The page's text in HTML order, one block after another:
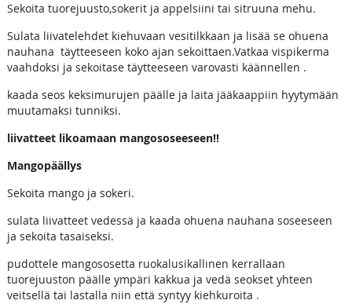
Sekoita tuorejuusto,sokerit ja appelsiini tai sitruuna mehu.
Sulata liivatelehdet kiehuvaan vesitilkkaan ja lisää se ohuena
nauhana täytteeseen koko ajan sekoittaen.Vatkaa vispikerma
vaahdoksi ja sekoitase täytteeseen varovasti käännellen .
kaada seos keksimurujen päälle ja laita jääkaappiin hyytymään
muutamaksi tunniksi.
liivatteet likoamaan mangososeeseen!!
Mangopäällys
Sekoita mango ja sokeri.
sulata liivatteet vedessä ja kaada ohuena nauhana soseeseen
ja sekoita tasaiseksi.
pudottele mangososetta ruokalusikallinen kerrallaan
tuorejuuston päälle ympäri kakkua ja vedä seokset yhteen
veitsellä tai lastalla niin että syntyy kiehkuroita .